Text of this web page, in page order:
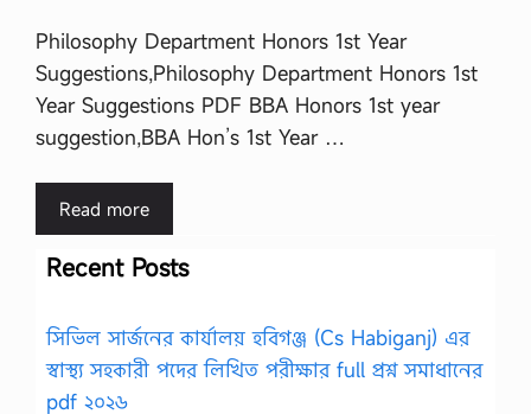
Philosophy Department Honors 1st Year
Suggestions,Philosophy Department Honors 1st
Year Suggestions PDF BBA Honors 1st year
suggestion,BBA Hon’s 1st Year …
Read more
Recent Posts
সিভিল সার্জনের কার্যালয় হবিগঞ্জ (Cs Habiganj) এর
স্বাস্থ্য সহকারী পদের লিখিত পরীক্ষার full প্রশ্ন সমাধানের
pdf ২০২৬